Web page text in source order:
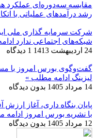
مقایسه سه‌دوره‌ای عملکرد
رشد درآمدهای عملیاتی با
شرکت سرمایه گذاری ملی
شبکه‌های اجتماعی ندارد
24 اردیبهشت 1413
1 دیدگاه
گفت‌وگوی بورس امروز با
لیزینگ ادامه مطلب »
14 مرداد 1405
بدون دیدگاه
پایان بنگاه داری، آغاز
با نشریه بورس امروز
ادامه
12 مرداد 1405
بدون دیدگاه